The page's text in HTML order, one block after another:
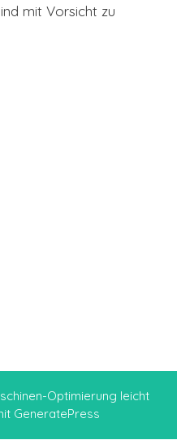
mit Vorsicht zu
Optimierung leicht
GeneratePress